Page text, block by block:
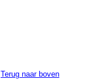
Terug naar boven